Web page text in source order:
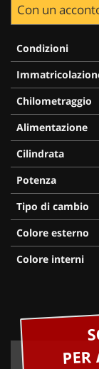
Con un
Condizioni
Chilometraggio
Alimentazione
Cilindrata
Potenza
Tipo di cambio
Colore esterno
Colore interni